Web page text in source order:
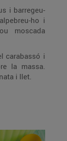
i barregeu-
ho i
moscada
carabassó i
la massa.
i llet.